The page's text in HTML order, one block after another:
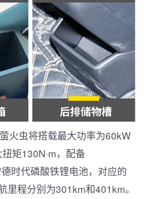
火虫将搭载最大功率为60kW
矩130N·m，配备
时代磷酸铁锂电池，对应的
里程分别为301km和401km。